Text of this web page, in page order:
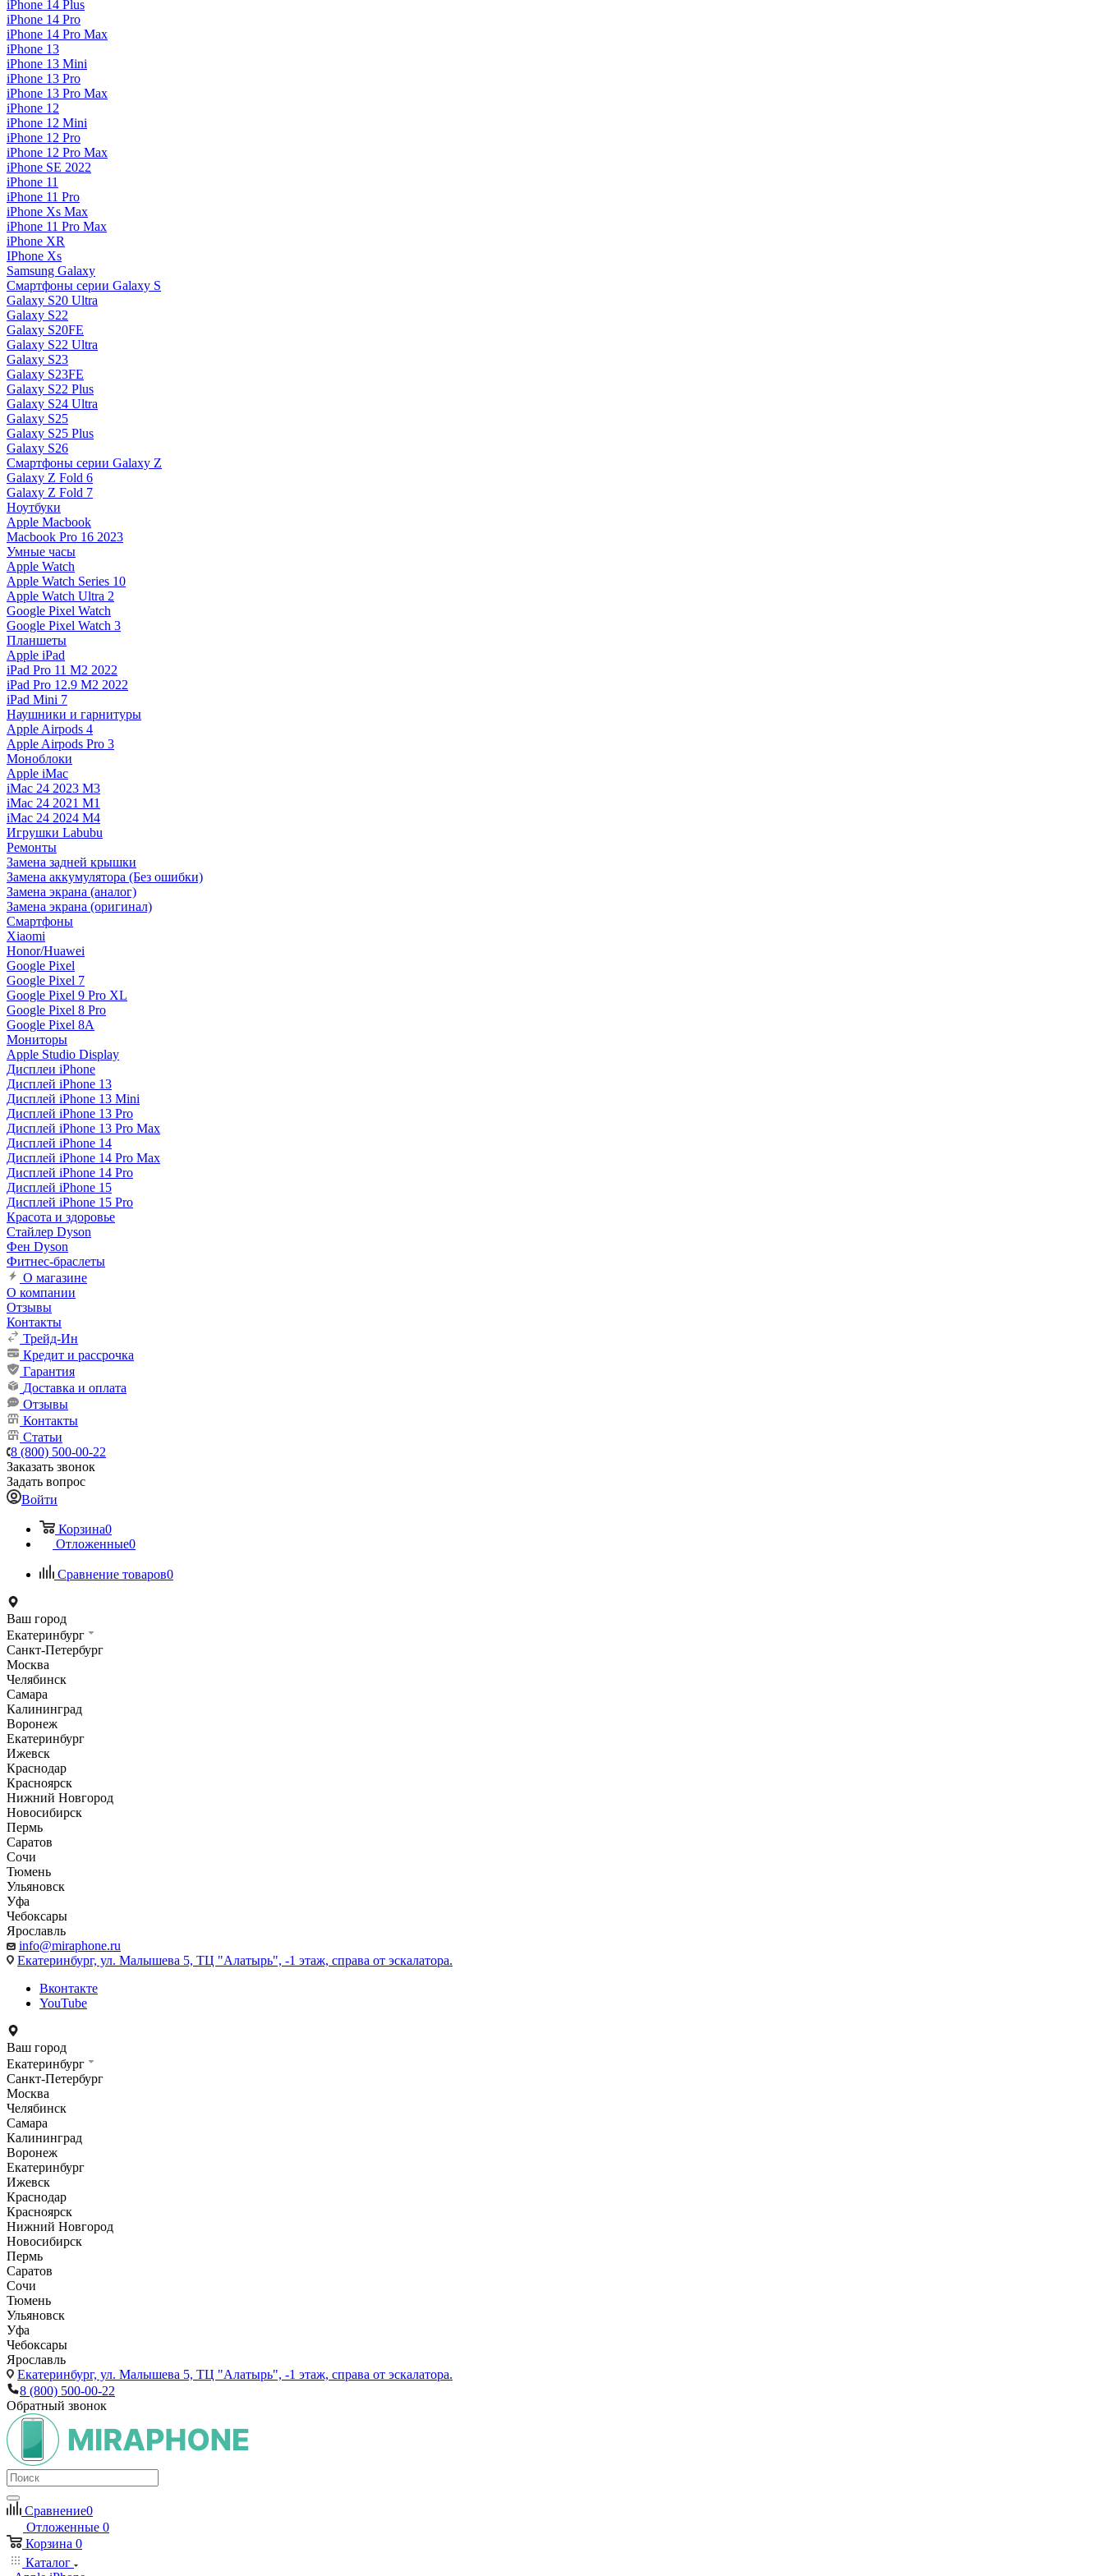
iPhone 14 Plus
iPhone 14 Pro
iPhone 14 Pro Max
iPhone 13
iPhone 13 Mini
iPhone 13 Pro
iPhone 13 Pro Max
iPhone 12
iPhone 12 Mini
iPhone 12 Pro
iPhone 12 Pro Max
iPhone SE 2022
iPhone 11
iPhone 11 Pro
iPhone Xs Max
iPhone 11 Pro Max
iPhone XR
IPhone Xs
Samsung Galaxy
Смартфоны серии Galaxy S
Galaxy S20 Ultra
Galaxy S22
Galaxy S20FE
Galaxy S22 Ultra
Galaxy S23
Galaxy S23FE
Galaxy S22 Plus
Galaxy S24 Ultra
Galaxy S25
Galaxy S25 Plus
Galaxy S26
Смартфоны серии Galaxy Z
Galaxy Z Fold 6
Galaxy Z Fold 7
Ноутбуки
Apple Macbook
Macbook Pro 16 2023
Умные часы
Apple Watch
Apple Watch Series 10
Apple Watch Ultra 2
Google Pixel Watch
Google Pixel Watch 3
Планшеты
Apple iPad
iPad Pro 11 M2 2022
iPad Pro 12.9 M2 2022
iPad Mini 7
Наушники и гарнитуры
Apple Airpods 4
Apple Airpods Pro 3
Моноблоки
Apple iMac
iMac 24 2023 M3
iMac 24 2021 M1
iMac 24 2024 M4
Игрушки Labubu
Ремонты
Замена задней крышки
Замена аккумулятора (Без ошибки)
Замена экрана (аналог)
Замена экрана (оригинал)
Смартфоны
Xiaomi
Honor/Huawei
Google Pixel
Google Pixel 7
Google Pixel 9 Pro XL
Google Pixel 8 Pro
Google Pixel 8A
Мониторы
Apple Studio Display
Дисплеи iPhone
Дисплей iPhone 13
Дисплей iPhone 13 Mini
Дисплей iPhone 13 Pro
Дисплей iPhone 13 Pro Max
Дисплей iPhone 14
Дисплей iPhone 14 Pro Max
Дисплей iPhone 14 Pro
Дисплей iPhone 15
Дисплей iPhone 15 Pro
Красота и здоровье
Стайлер Dyson
Фен Dyson
Фитнес-браслеты
О магазине
О компании
Отзывы
Контакты
Трейд-Ин
Кредит и рассрочка
Гарантия
Доставка и оплата
Отзывы
Контакты
Статьи
8 (800) 500-00-22
Заказать звонок
Задать вопрос
Войти
Корзина0
Отложенные0
Сравнение товаров0
Ваш город
Екатеринбург
Санкт-Петербург
Москва
Челябинск
Самара
Калининград
Воронеж
Екатеринбург
Ижевск
Краснодар
Красноярск
Нижний Новгород
Новосибирск
Пермь
Саратов
Сочи
Тюмень
Ульяновск
Уфа
Чебоксары
Ярославль
info@miraphone.ru
Екатеринбург, ул. Малышева 5, ТЦ "Алатырь", -1 этаж, справа от эскалатора.
Вконтакте
YouTube
Ваш город
Екатеринбург
Санкт-Петербург
Москва
Челябинск
Самара
Калининград
Воронеж
Екатеринбург
Ижевск
Краснодар
Красноярск
Нижний Новгород
Новосибирск
Пермь
Саратов
Сочи
Тюмень
Ульяновск
Уфа
Чебоксары
Ярославль
Екатеринбург, ул. Малышева 5, ТЦ "Алатырь", -1 этаж, справа от эскалатора.
8 (800) 500-00-22
Обратный звонок
Сравнение0
Отложенные 0
Корзина 0
Каталог